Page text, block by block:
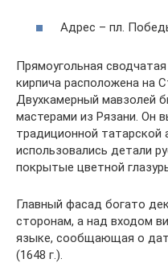
Адрес – пл.
Прямоугольная
кирпича расположена на
Двухкамерный мавзолей
мастерами из Рязани. Он
традиционной татарской
использовались детали
покрытые цветной
Главный фасад богато
сторонам, а над входом
языке, сообщающая о
(1648 г.).